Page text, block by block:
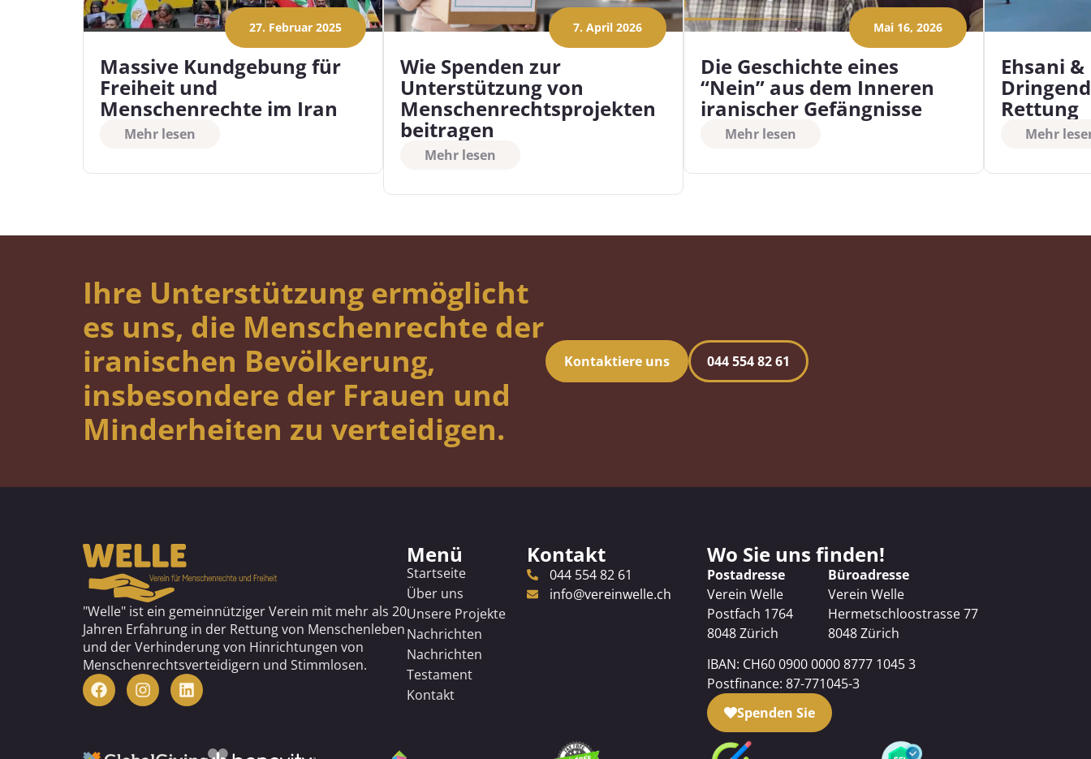
27. Februar 2025
Massive Kundgebung für
Freiheit und
Menschenrechte im Iran
Mehr lesen
7. April 2026
Wie Spenden zur
Unterstützung von
Menschenrechtsprojekten
beitragen
Mehr lesen
Mai 16, 2026
Die Geschichte eines
“Nein” aus dem Inneren
iranischer Gefängnisse
Mehr lesen
Ehsani
Rettung
Mehr
Ihre Unterstützung ermöglicht
es uns, die Menschenrechte der
iranischen Bevölkerung,
insbesondere der Frauen und
Minderheiten zu verteidigen.
Kontaktiere uns 044 554 82 61
"Welle" ist ein gemeinnütziger Verein mit mehr als 20
Jahren Erfahrung in der Rettung von Menschenleben
und der Verhinderung von Hinrichtungen von
Menschenrechtsverteidigern und Stimmlosen.
Menü
Startseite
Über uns
Unsere Projekte
Nachrichten
Nachrichten
Testament
Kontakt
Kontakt
044 554 82 61
info@vereinwelle.ch
Wo Sie uns finden!
Postadresse
Verein Welle
Postfach 1764
8048 Zürich
Büroadresse
Verein Welle
Hermetschloostrasse 77
8048 Zürich
IBAN: CH60 0900 0000 8777 1045 3
Postfinance: 87-771045-3
Spenden Sie